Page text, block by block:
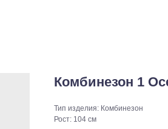
Комбинезон 1
Тип изделия: Комбинезон
Рост: 104 см